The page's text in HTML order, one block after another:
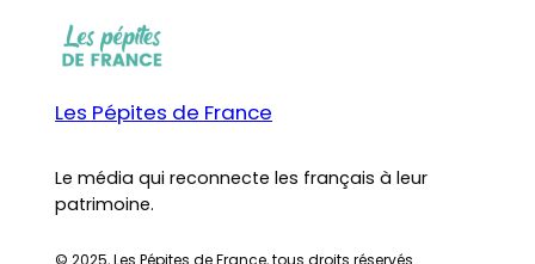
Les Pépites de France
Le média qui reconnecte les français à leur
patrimoine.
© 2025, Les Pépites de France, tous droits réservés